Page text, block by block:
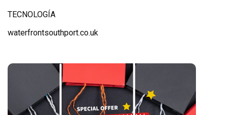
TECNOLOGÍA
waterfrontsouthport.co.uk